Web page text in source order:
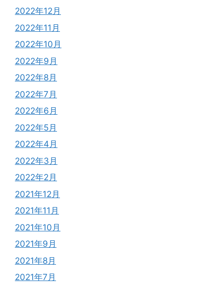
2022年12月
2022年11月
2022年10月
2022年9月
2022年8月
2022年7月
2022年6月
2022年5月
2022年4月
2022年3月
2022年2月
2021年12月
2021年11月
2021年10月
2021年9月
2021年8月
2021年7月